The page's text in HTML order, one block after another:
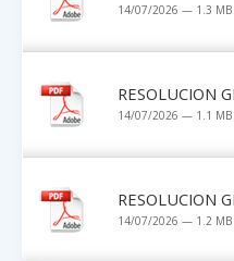
14/07/2026 — 1.3 MB
RESOLUCION
14/07/2026 — 1.1 MB
RESOLUCION
14/07/2026 — 1.2 MB